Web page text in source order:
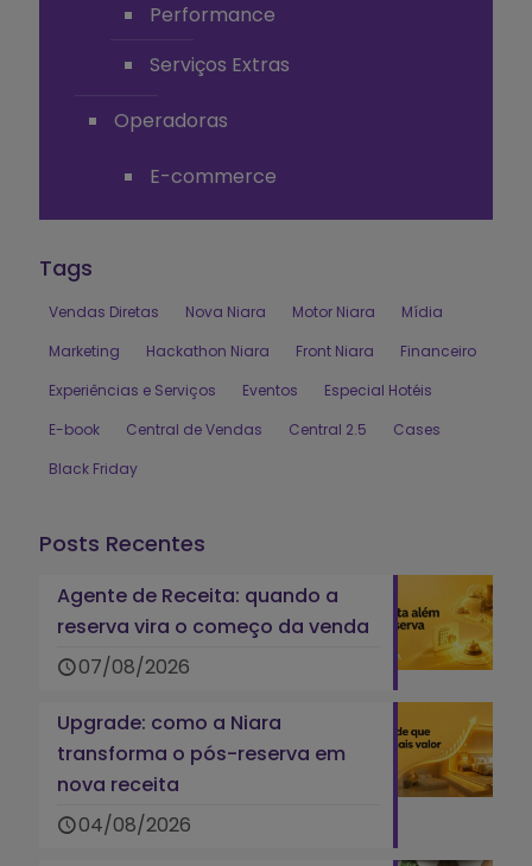
Performance
Serviços Extras
Operadoras
E-commerce
Tags
Vendas Diretas Nova Niara Motor Niara
Mídia
Marketing
Hackathon Niara Front Niara
Financeiro
Experiências e Serviços
Eventos
Especial Hotéis
E-book
Central de Vendas Central 2.5
Cases
Black Friday
Posts Recentes
Agente de Receita: quando a
reserva vira o começo da venda
07/08/2026
Upgrade: como a Niara
transforma o pós-reserva em
nova receita
04/08/2026